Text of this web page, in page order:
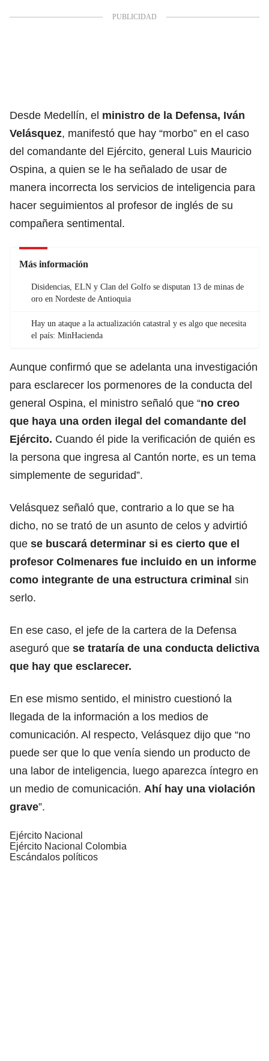
Desde Medellín, el ministro de la Defensa, Iván
Velásquez, manifestó que hay “morbo” en el caso
del comandante del Ejército, general Luis Mauricio
Ospina, a quien se le ha señalado de usar de
manera incorrecta los servicios de inteligencia para
hacer seguimientos al profesor de inglés de su
compañera sentimental.
Más información
Disidencias, ELN y Clan del Golfo se disputan 13 de minas de
oro en Nordeste de Antioquia
Hay un ataque a la actualización catastral y es algo que necesita
el país: MinHacienda
Aunque confirmó que se adelanta una investigación
para esclarecer los pormenores de la conducta del
general Ospina, el ministro señaló que “no creo
que haya una orden ilegal del comandante del
Ejército. Cuando él pide la verificación de quién es
la persona que ingresa al Cantón norte, es un tema
simplemente de seguridad”.
Velásquez señaló que, contrario a lo que se ha
dicho, no se trató de un asunto de celos y advirtió
que se buscará determinar si es cierto que el
profesor Colmenares fue incluido en un informe
como integrante de una estructura criminal sin
serlo.
En ese caso, el jefe de la cartera de la Defensa
aseguró que se trataría de una conducta delictiva
que hay que esclarecer.
En ese mismo sentido, el ministro cuestionó la
llegada de la información a los medios de
comunicación. Al respecto, Velásquez dijo que “no
puede ser que lo que venía siendo un producto de
una labor de inteligencia, luego aparezca íntegro en
un medio de comunicación. Ahí hay una violación
grave”.
Ejército Nacional
Ejército Nacional Colombia
Escándalos políticos